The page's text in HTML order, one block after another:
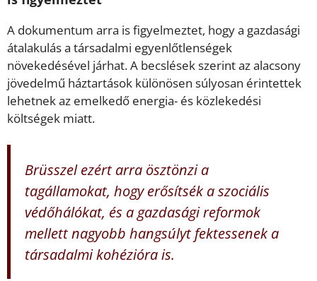
A dokumentum arra is figyelmeztet, hogy a gazdasági
átalakulás a társadalmi egyenlőtlenségek
növekedésével járhat. A becslések szerint az alacsony
jövedelmű háztartások különösen súlyosan érintettek
lehetnek az emelkedő energia- és közlekedési
költségek miatt.
Brüsszel ezért arra ösztönzi a
tagállamokat, hogy erősítsék a szociális
védőhálókat, és a gazdasági reformok
mellett nagyobb hangsúlyt fektessenek a
társadalmi kohézióra is.